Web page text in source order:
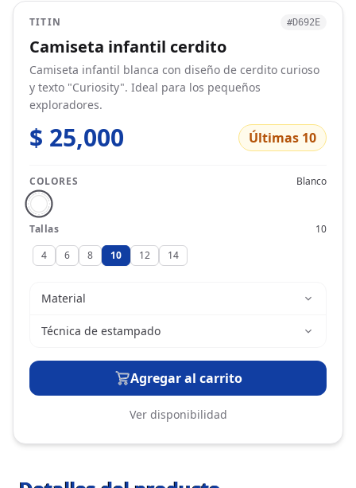
TITIN #D692E
Camiseta infantil cerdito
Camiseta infantil blanca con diseño de cerdito curioso
y texto "Curiosity". Ideal para los pequeños
exploradores.
$ 25,000 Últimas 10
COLORES Blanco
Tallas
10
4
6 8 10 12 14
Material
Técnica de estampado
Agregar al carrito
Ver disponibilidad